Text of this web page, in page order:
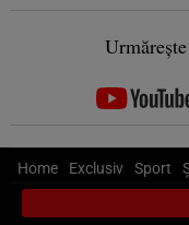
Home Exclusiv Sport